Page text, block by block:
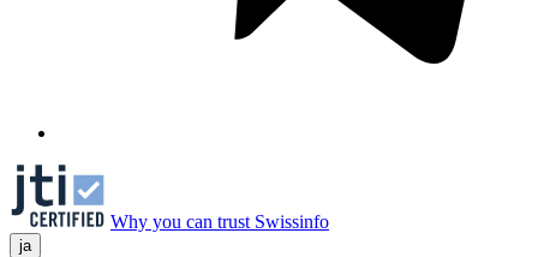
Why you can trust Swissinfo
ja